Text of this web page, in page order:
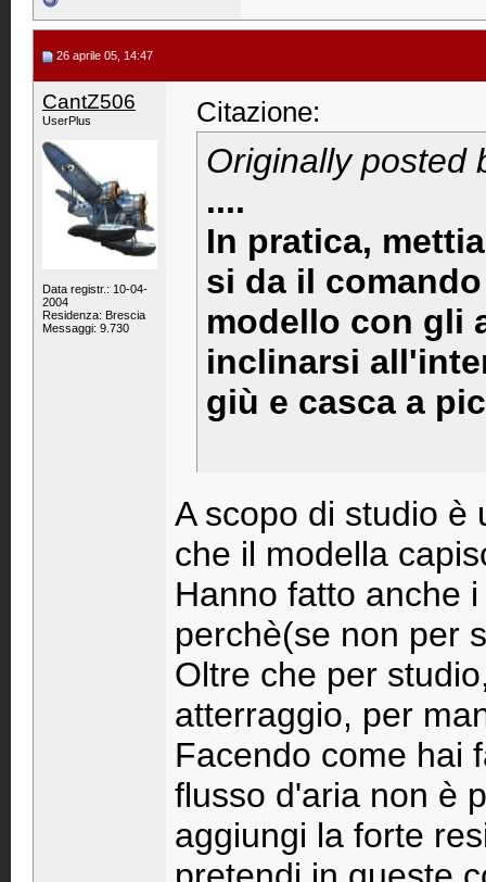
26 aprile 05, 14:47
CantZ506
UserPlus
Data registr.: 10-04-
2004
Residenza: Brescia
Messaggi: 9.730
Citazione:
Originally posted
....
In pratica,
si da il
modello con gli
inclinarsi
giù e casca a
A scopo di studio è
che il modella
Hanno fatto anche
perchè(se non per
Oltre che per
atterraggio, per
Facendo come hai
flusso d'aria non è
aggiungi la forte